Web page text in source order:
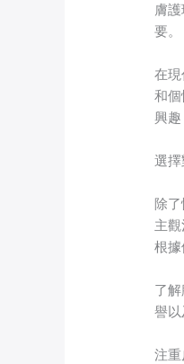
膚
要。
在
和
興趣
選
除
主
根據
了
譽以
注